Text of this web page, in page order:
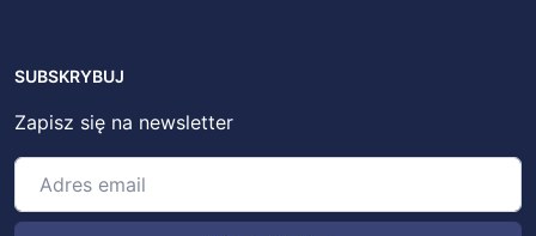
SUBSKRYBUJ
Zapisz się na newsletter